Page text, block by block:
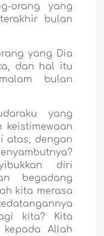
orang yang
bulan
yang Dia
dan hal itu
bulan
yang
atas, dengan
diri
begadang
kita merasa
kita? Kita
kepada Allah